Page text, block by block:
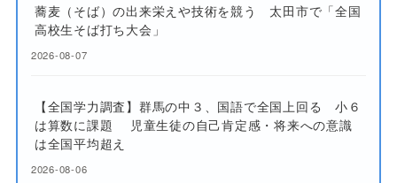
蕎麦（そば）の出来栄えや技術を競う 太田市で「全国
高校生そば打ち大会」
2026-08-07
【全国学力調査】群馬の中３、国語で全国上回る 小６
は算数に課題 児童生徒の自己肯定感・将来への意識
は全国平均超え
2026-08-06